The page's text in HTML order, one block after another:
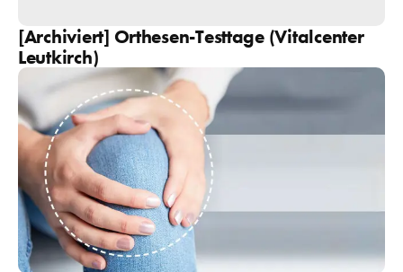
[Archiviert] Orthesen-Testtage (Vitalcenter
Leutkirch)